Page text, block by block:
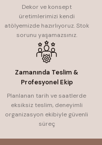
Dekor ve konsept
üretimlerimizi kendi
atölyemizde hazırlıyoruz. Stok
sorunu yaşamazsınız.
Zamanında Teslim &
Profesyonel Ekip
Planlanan tarih ve saatlerde
eksiksiz teslim, deneyimli
organizasyon ekibiyle güvenli
süreç